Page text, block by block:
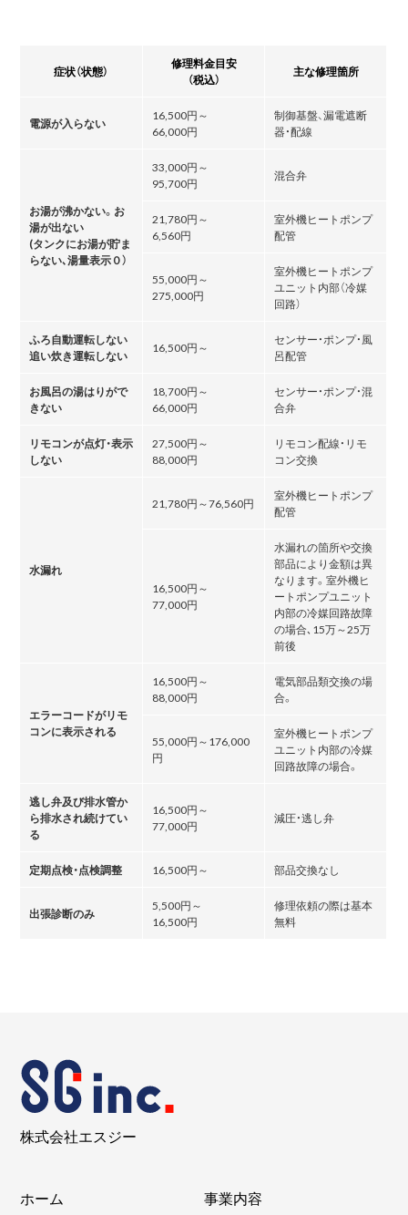
症状（状態）
修理料金目安
（税込）
主な修理箇所
電源が入らない
16,500円～
66,000円
制御基盤、漏電遮断
器・配線
お湯が沸かない。お
湯が出ない
(タンクにお湯が貯ま
らない､湯量表示０）
33,000円～
95,700円
混合弁
21,780円～
6,560円
室外機ヒートポンプ
配管
55,000円～
275,000円
室外機ヒートポンプ
ユニット内部（冷媒
回路）
ふろ自動運転しない
追い炊き運転しない
16,500円～
センサー・ポンプ・風
呂配管
お風呂の湯はりがで
きない
18,700円～
66,000円
センサー・ポンプ・混
合弁
リモコンが点灯・表示
しない
27,500円～
88,000円
リモコン配線・リモ
コン交換
水漏れ
21,780円～76,560円
室外機ヒートポンプ
配管
16,500円～
77,000円
水漏れの箇所や交換
部品により金額は異
なります。室外機ヒ
ートポンプユニット
内部の冷媒回路故障
の場合､15万～25万
前後
エラーコードがリモ
コンに表示される
16,500円～
88,000円
電気部品類交換の場
合。
55,000円～176,000
円
室外機ヒートポンプ
ユニット内部の冷媒
回路故障の場合。
逃し弁及び排水管か
ら排水され続けてい
る
16,500円～
77,000円
減圧・逃し弁
定期点検・点検調整 16,500円～ 部品交換なし
出張診断のみ
5,500円～
16,500円
修理依頼の際は基本
無料
株式会社エスジー
ホーム 事業内容